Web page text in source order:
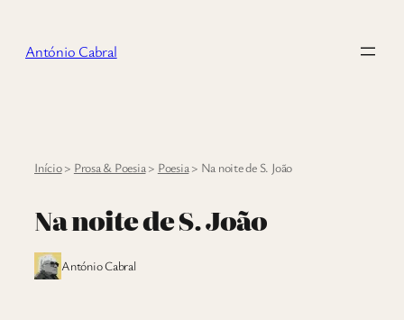
António Cabral
Início> Prosa & Poesia> Poesia> Na noite de S. João
Na noite de S. João
António Cabral